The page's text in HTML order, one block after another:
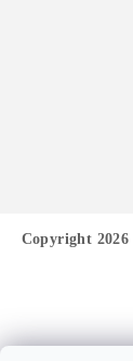
Copyright 2026